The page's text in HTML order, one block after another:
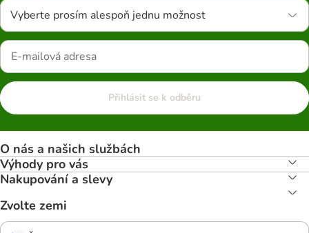
Vyberte prosím alespoň jednu možnost
Přihlásit se k odběru
O nás a našich službách
Výhody pro vás
Nakupování a slevy
Zvolte zemi